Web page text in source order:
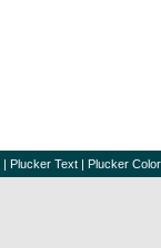
| Plucker Text | Plucker Color